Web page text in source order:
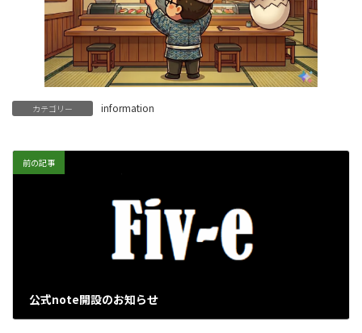
カテゴリー information
前の記事
公式note開設のお知らせ